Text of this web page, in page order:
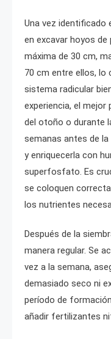
Una vez identificado
en excavar hoyos
máxima de 30 cm,
70 cm entre ellos, lo
sistema radicular
experiencia, el mejor
del otoño o durante
semanas antes de
y enriquecerla con
superfosfato. Es
se coloquen
los nutrientes
Después de la
manera regular. Se
vez a la semana,
demasiado seco ni
período de
añadir fertilizantes